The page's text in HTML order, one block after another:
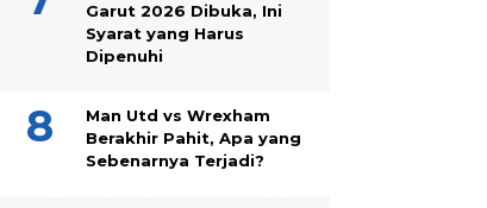
Garut 2026 Dibuka, Ini
Syarat yang Harus
Dipenuhi
Man Utd vs Wrexham
Berakhir Pahit, Apa yang
Sebenarnya Terjadi?